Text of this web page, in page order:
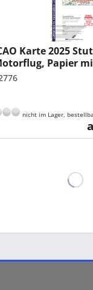
Karte 2025
Papier
1:500.000
nicht im Lager,